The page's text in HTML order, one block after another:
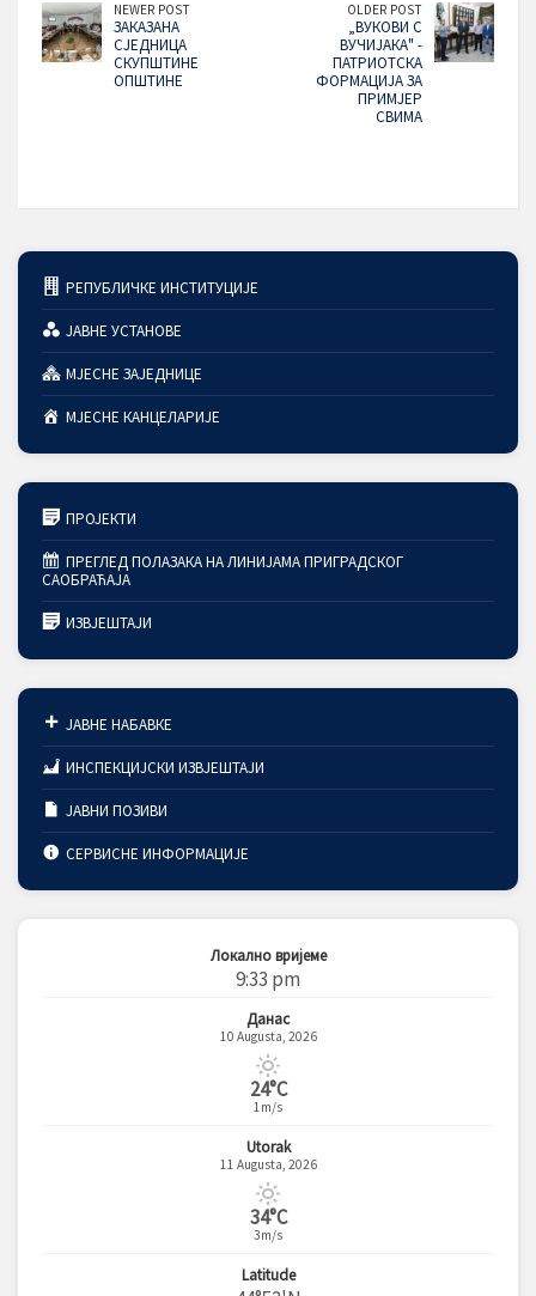
NEWER POST
ЗАКАЗАНА
СЈЕДНИЦА
СКУПШТИНЕ
ОПШТИНЕ
OLDER POST
„ВУКОВИ С
ВУЧИЈАКА" -
ПАТРИОТСКА
ФОРМАЦИЈА ЗА
ПРИМЈЕР
СВИМА
РЕПУБЛИЧКЕ ИНСТИТУЦИЈЕ
ЈАВНЕ УСТАНОВЕ
МЈЕСНЕ ЗАЈЕДНИЦЕ
МЈЕСНЕ КАНЦЕЛАРИЈЕ
ПРОЈЕКТИ
ПРЕГЛЕД ПОЛАЗАКА НА ЛИНИЈАМА ПРИГРАДСКОГ
САОБРАЋАЈА
ИЗВЈЕШТАЈИ
ЈАВНЕ НАБАВКЕ
ИНСПЕКЦИЈСКИ ИЗВЈЕШТАЈИ
ЈАВНИ ПОЗИВИ
СЕРВИСНЕ ИНФОРМАЦИЈЕ
Локално вријеме
9:33 pm
Данас
10 Augusta, 2026
24°C
1m/s
Utorak
11 Augusta, 2026
34°C
3m/s
Latitude